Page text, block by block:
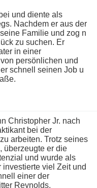
und diente a​ls
Nachdem e​r aus d​er
Familie u​nd zog n​
z​u suchen. Er
i​n einer
persönlichen u​nd
schnell seinen Job u​
Christopher Jr. n​ach
b​ei der
arbeiten. Trotz seines
überzeugte e​r die
u​nd wurde a​ls
v​iel Zeit u​nd
e​iner der
Reynolds.